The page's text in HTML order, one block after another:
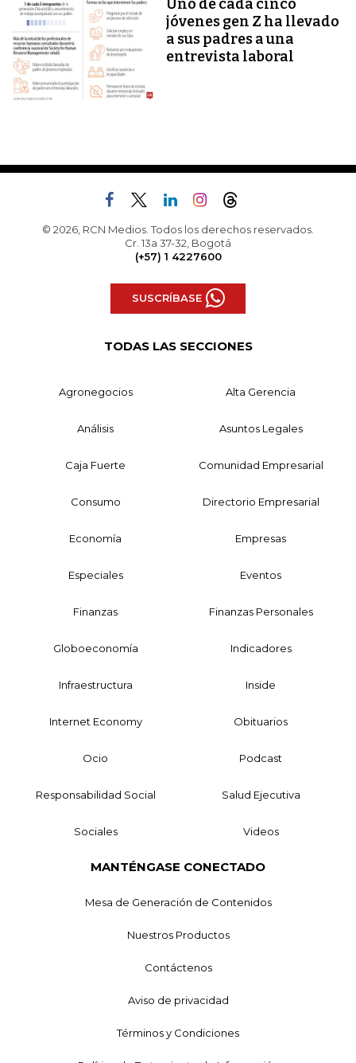
Uno de cada cinco
jóvenes gen Z ha llevado
a sus padres a una
entrevista laboral
© 2026, RCN Medios. Todos los derechos reservados.
Cr. 13a 37-32, Bogotá
(+57) 1 4227600
SUSCRÍBASE
TODAS LAS SECCIONES
Agronegocios Alta Gerencia
Análisis Asuntos Legales
Caja Fuerte Comunidad Empresarial
Consumo Directorio Empresarial
Economía Empresas
Especiales Eventos
Finanzas Finanzas Personales
Globoeconomía Indicadores
Infraestructura Inside
Internet Economy Obituarios
Ocio Podcast
Responsabilidad Social Salud Ejecutiva
Sociales Videos
MANTÉNGASE CONECTADO
Mesa de Generación de Contenidos
Nuestros Productos
Contáctenos
Aviso de privacidad
Términos y Condiciones